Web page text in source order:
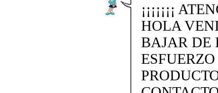
¡¡¡¡¡¡¡
HOLA
BAJAR DE